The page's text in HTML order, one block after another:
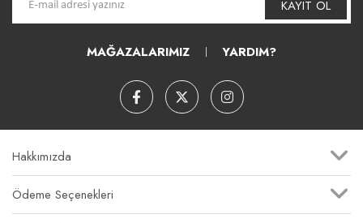
KAYIT OL
MAĞAZALARIMIZ YARDIM?
Hakkımızda
Ödeme Seçenekleri